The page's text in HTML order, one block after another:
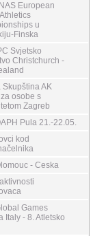
European
u
Finska
Svjetsko
Christchurch -
Skupština AK
osobe s
Zagreb
Pula 21.-22.05.
kod
- Ceska
Games
Italy - 8. Atletsko